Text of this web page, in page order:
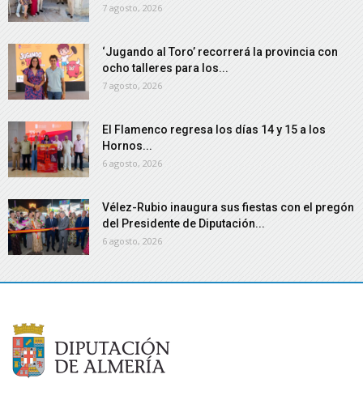
7 agosto, 2026
‘Jugando al Toro’ recorrerá la provincia con
ocho talleres para los...
7 agosto, 2026
El Flamenco regresa los días 14 y 15 a los
Hornos...
6 agosto, 2026
Vélez-Rubio inaugura sus fiestas con el pregón
del Presidente de Diputación...
6 agosto, 2026